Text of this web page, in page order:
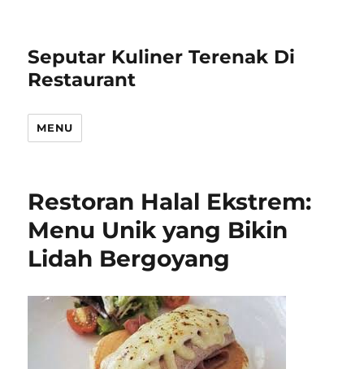
Seputar Kuliner Terenak Di
Restaurant
MENU
Restoran Halal Ekstrem:
Menu Unik yang Bikin
Lidah Bergoyang